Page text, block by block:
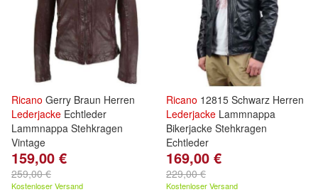
Ricano Gerry Braun Herren
Lederjacke Echtleder
Lammnappa Stehkragen
Vintage
159,00 €
259,00 €
Kostenloser Versand
Ricano 12815 Schwarz Herren
Lederjacke Lammnappa
Bikerjacke Stehkragen
Echtleder
169,00 €
229,00 €
Kostenloser Versand